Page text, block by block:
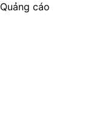
Quảng cáo